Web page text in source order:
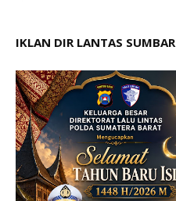
IKLAN DIR LANTAS SUMBAR